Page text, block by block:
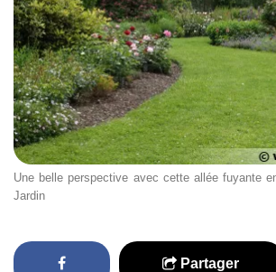
Une belle perspective avec cette allée fuyante
Jardin
Partager